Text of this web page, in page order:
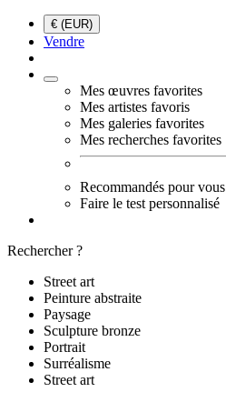
€ (EUR)
Vendre
Mes œuvres favorites
Mes artistes favoris
Mes galeries favorites
Mes recherches favorites
Recommandés pour vous
Faire le test personnalisé
Rechercher ?
Street art
Peinture abstraite
Paysage
Sculpture bronze
Portrait
Surréalisme
Street art